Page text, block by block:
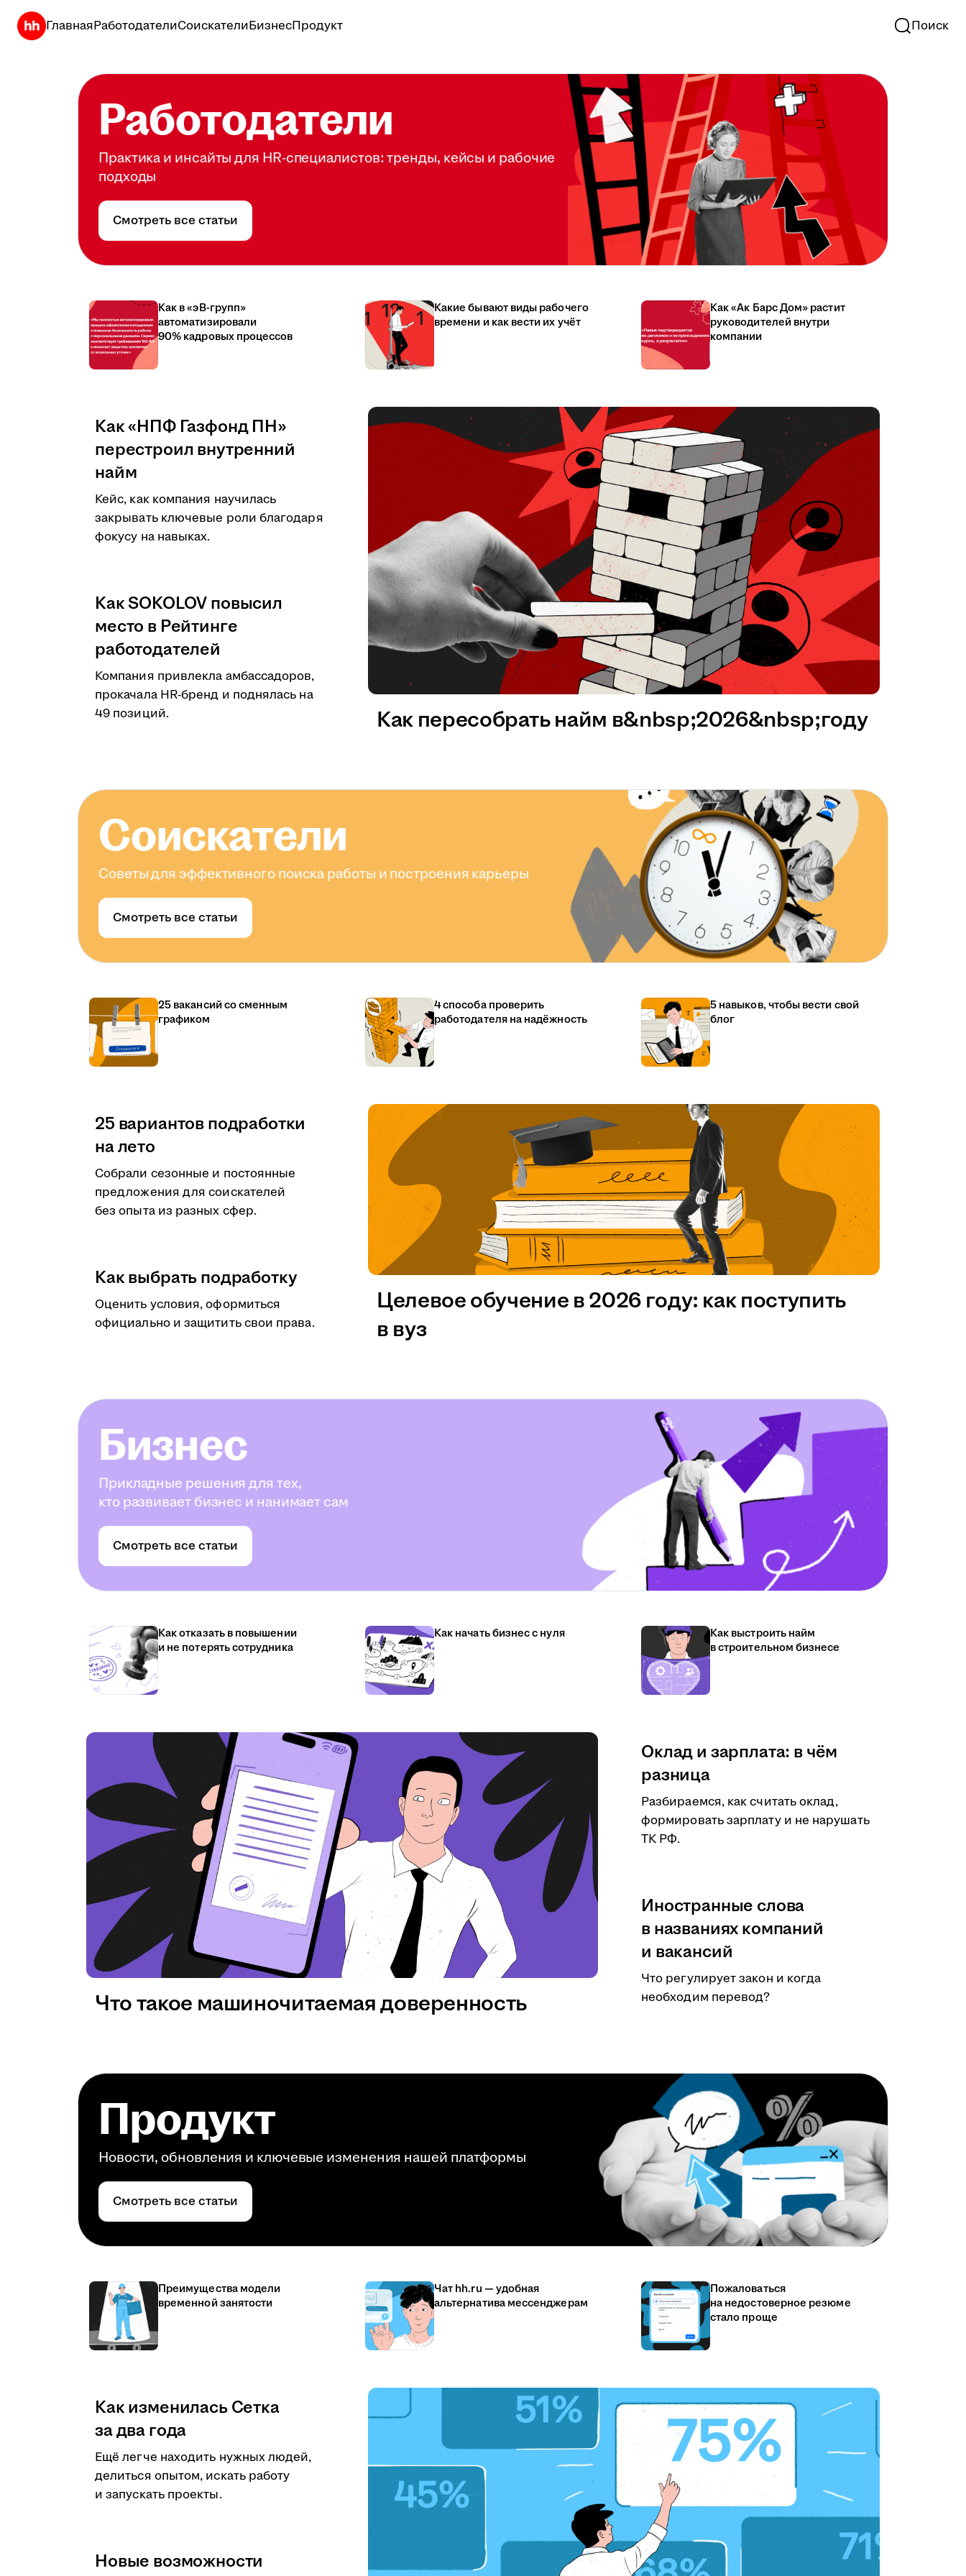
ГлавнаяРаботодателиСоискателиБизнесПродукт Поиск
Работодатели
Практика и инсайты для HR-специалистов: тренды, кейсы и рабочие
подходы
Смотреть все статьи
Как в «эВ-групп»
автоматизировали
90% кадровых процессов
Какие бывают виды рабочего
времени и как вести их учёт
Как «Ак Барс Дом» растит
руководителей внутри
компании
Как «НПФ Газфонд ПН»
перестроил внутренний
найм
Кейс, как компания научилась
закрывать ключевые роли благодаря
фокусу на навыках.
Как SOKOLOV повысил
место в Рейтинге
работодателей
Компания привлекла амбассадоров,
прокачала HR-бренд и поднялась на
49 позиций.
Как пересобрать найм в&nbsp;2026&nbsp;году
Соискатели
Советы для эффективного поиска работы и построения карьеры
Смотреть все статьи
25 вакансий со сменным
графиком
4 способа проверить
работодателя на надёжность
5 навыков, чтобы вести свой
блог
25 вариантов подработки
на лето
Собрали сезонные и постоянные
предложения для соискателей
без опыта из разных сфер.
Как выбрать подработку
Оценить условия, оформиться
официально и защитить свои права.
Целевое обучение в 2026 году: как поступить
в вуз
Бизнес
Прикладные решения для тех,
кто развивает бизнес и нанимает сам
Смотреть все статьи
Как отказать в повышении
и не потерять сотрудника
Как начать бизнес с нуля
Как выстроить найм
в строительном бизнесе
Оклад и зарплата: в чём
разница
Разбираемся, как считать оклад,
формировать зарплату и не нарушать
ТК РФ.
Иностранные слова
в названиях компаний
и вакансий
Что регулирует закон и когда
необходим перевод?
Что такое машиночитаемая доверенность
Продукт
Новости, обновления и ключевые изменения нашей платформы
Смотреть все статьи
Преимущества модели
временной занятости
Чат hh.ru — удобная
альтернатива мессенджерам
Пожаловаться
на недостоверное резюме
стало проще
Как изменилась Сетка
за два года
Ещё легче находить нужных людей,
делиться опытом, искать работу
и запускать проекты.
Новые возможности